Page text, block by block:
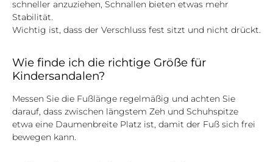
schneller anzuziehen, Schnallen bieten etwas mehr
Stabilität.
Wichtig ist, dass der Verschluss fest sitzt und nicht drückt.
Wie finde ich die richtige Größe für
Kindersandalen?
Messen Sie die Fußlänge regelmäßig und achten Sie
darauf, dass zwischen längstem Zeh und Schuhspitze
etwa eine Daumenbreite Platz ist, damit der Fuß sich frei
bewegen kann.